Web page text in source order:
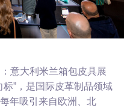
大利米兰箱包皮具展
”，是国际皮革制品领域
年吸引来自欧洲、北